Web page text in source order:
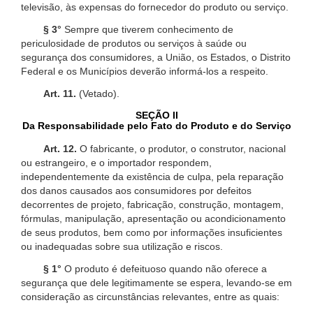
televisão, às expensas do fornecedor do produto ou serviço.
§ 3° Sempre que tiverem conhecimento de
periculosidade de produtos ou serviços à saúde ou
segurança dos consumidores, a União, os Estados, o Distrito
Federal e os Municípios deverão informá-los a respeito.
Art. 11. (Vetado).
SEÇÃO II
Da Responsabilidade pelo Fato do Produto e do Serviço
Art. 12. O fabricante, o produtor, o construtor, nacional
ou estrangeiro, e o importador respondem,
independentemente da existência de culpa, pela reparação
dos danos causados aos consumidores por defeitos
decorrentes de projeto, fabricação, construção, montagem,
fórmulas, manipulação, apresentação ou acondicionamento
de seus produtos, bem como por informações insuficientes
ou inadequadas sobre sua utilização e riscos.
§ 1° O produto é defeituoso quando não oferece a
segurança que dele legitimamente se espera, levando-se em
consideração as circunstâncias relevantes, entre as quais: